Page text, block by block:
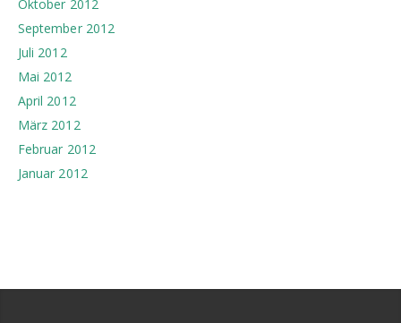
Oktober 2012
September 2012
Juli 2012
Mai 2012
April 2012
März 2012
Februar 2012
Januar 2012